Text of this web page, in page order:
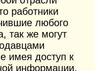
работники
любого
так же могут
имея доступ к
информации.